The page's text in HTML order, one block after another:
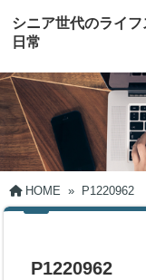
シニア世代のライ
日常
HOME » P1220962
P1220962